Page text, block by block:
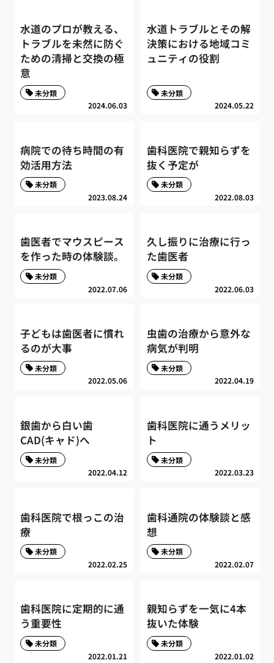
水道のプロが教える、
トラブルを未然に防ぐ
ための清掃と交換の極
意
2024.06.03
未分類
水道トラブルとその解
決策における地域コミ
ュニティの役割
2024.05.22
未分類
病院での待ち時間の有
効活用方法
2023.08.24
未分類
歯科医院で親知らずを
抜く予定が
2022.08.03
未分類
歯医者でマウスピース
を作った時の体験談。
2022.07.06
未分類
久し振りに治療に行っ
た歯医者
2022.06.03
未分類
子どもは歯医者に慣れ
るのが大事
2022.05.06
未分類
虫歯の治療から意外な
病気が判明
2022.04.19
未分類
銀歯から白い歯
CAD(キャド)へ
2022.04.12
未分類
歯科医院に通うメリッ
ト
2022.03.23
未分類
歯科医院で根っこの治
療
2022.02.25
未分類
歯科通院の体験談と感
想
2022.02.07
未分類
歯科医院に定期的に通
う重要性
2022.01.21
未分類
親知らずを一気に4本
抜いた体験
2022.01.02
未分類